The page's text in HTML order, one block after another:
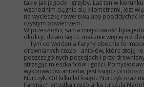
takie jak jagody i grzyby. Las ten w
wschodnim ciągnie się kilometrami, jest
na wycieczkę rowerową aby pooddychać
czystym powietrzem.
W przeszłości, sama miejscowość była
okolicy, działo się tu znacznie więcej niż
Tym co wyróżnia Faryny obecnie to
drewnianych rzeźb - aniołów, które stoją
poszczególnych posesjach i przy
strzegąc mieszkańców i gości.
wykonawców aniołów, jest ksiądz
Nurczyk. Od kilku lat ksiądz Nurczyk oraz
Farynach artystka rzeźbiarka Urszula